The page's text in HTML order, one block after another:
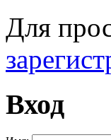
Для
Вход